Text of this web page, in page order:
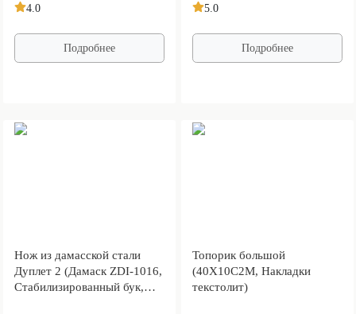
4.0
Подробнее
5.0
Подробнее
Нож из дамасской стали
Дуплет 2 (Дамаск ZDI-1016,
Стабилизированный бук,
Топорик большой
(40Х10С2М, Накладки
текстолит)